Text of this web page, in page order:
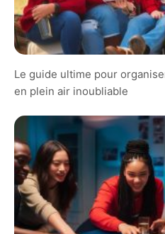
Le guide ultime pour
en plein air inoubliable